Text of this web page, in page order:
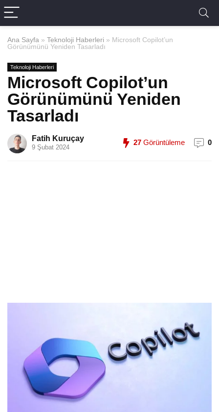
Ana Sayfa » Teknoloji Haberleri » Microsoft Copilot’un
Görünümünü Yeniden Tasarladı
Teknoloji Haberleri
Microsoft Copilot’un
Görünümünü Yeniden
Tasarladı
Fatih Kuruçay
9 Şubat 2024
27 Görüntüleme 0